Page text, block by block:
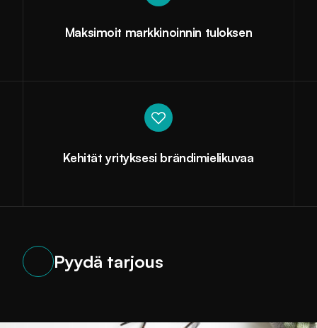
Maksimoit markkinoinnin tuloksen
Kehität yrityksesi brändimielikuvaa
Pyydä tarjous